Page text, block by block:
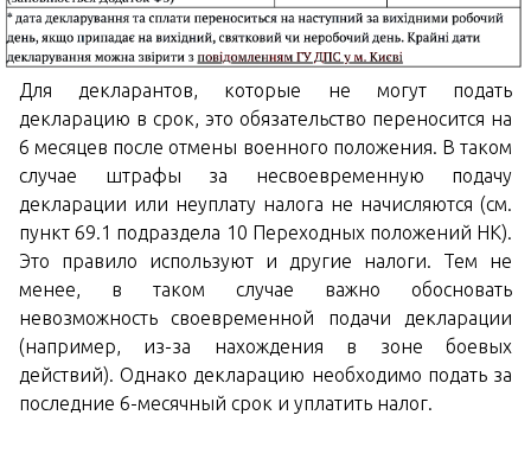
Для декларантов, которые не могут подать
декларацию в срок, это обязательство переносится на
6 месяцев после отмены военного положения. В таком
случае штрафы за несвоевременную подачу
декларации или неуплату налога не начисляются (см.
пункт 69.1 подраздела 10 Переходных положений НК).
Это правило используют и другие налоги. Тем не
менее, в таком случае важно обосновать
невозможность своевременной подачи декларации
(например, из-за нахождения в зоне боевых
действий). Однако декларацию необходимо подать за
последние 6-месячный срок и уплатить налог.